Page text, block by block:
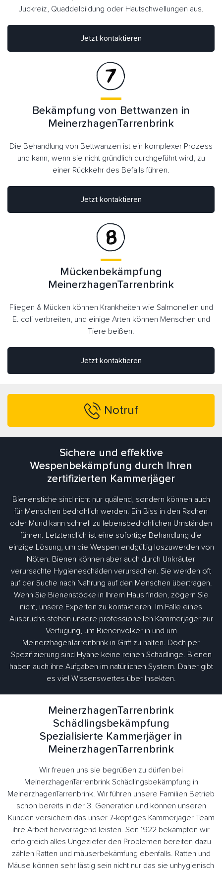
Jetzt kontaktieren
Juckreiz, Quaddelbildung oder Hautschwellungen aus.
Bekämpfung von Bettwanzen in
MeinerzhagenTarrenbrink
Die Behandlung von Bettwanzen ist ein komplexer Prozess
und kann, wenn sie nicht gründlich durchgeführt wird, zu
einer Rückkehr des Befalls führen.
Jetzt kontaktieren
Jetzt kontaktieren
Mückenbekämpfung
MeinerzhagenTarrenbrink
Fliegen & Mücken können Krankheiten wie Salmonellen und
E. coli verbreiten, und einige Arten können Menschen und
Tiere beißen.
Notruf
Sichere und effektive
Wespenbekämpfung durch Ihren
zertifizierten Kammerjäger
Bienenstiche sind nicht nur quälend, sondern können auch
für Menschen bedrohlich werden. Ein Biss in den Rachen
oder Mund kann schnell zu lebensbedrohlichen Umständen
führen. Letztendlich ist eine sofortige Behandlung die
einzige Lösung, um die Wespen endgültig loszuwerden von
Nöten. Bienen können aber auch durch Unkräuter
verursachte Hygieneschäden verursachen. Sie werden oft
auf der Suche nach Nahrung auf den Menschen übertragen.
Wenn Sie Bienenstöcke in Ihrem Haus finden, zögern Sie
nicht, unsere Experten zu kontaktieren. Im Falle eines
Ausbruchs stehen unsere professionellen Kammerjäger zur
Verfügung, um Bienenvölker in und um
MeinerzhagenTarrenbrink in Griff zu halten. Doch per
Spezifizierung sind Hyäne keine reinen Schädlinge. Bienen
haben auch ihre Aufgaben im natürlichen System. Daher gibt
es viel Wissenswertes über Insekten.
MeinerzhagenTarrenbrink
Schädlingsbekämpfung
Spezialisierte Kammerjäger in
MeinerzhagenTarrenbrink
Wir freuen uns sie begrüßen zu dürfen bei
MeinerzhagenTarrenbrink Schädlingsbekämpfung in
MeinerzhagenTarrenbrink. Wir führen unsere Familien Betrieb
schon bereits in der 3. Generation und können unseren
Kunden versichern das unser 7-köpfiges Kammerjäger Team
ihre Arbeit hervorragend leisten. Seit 1922 bekämpfen wir
erfolgreich alles Ungeziefer den Problemen bereiten dazu
zählen Ratten und mäuserbekämfung ebenfalls. Ratten und
Mäuse können sehr lästig sein nicht nur das sie unhygienisch